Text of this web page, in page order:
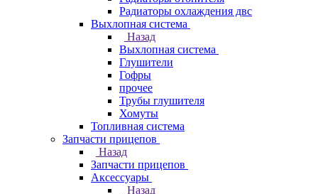
Радиаторы охлаждения двс
Выхлопная система
Назад
Выхлопная система
Глушители
Гофры
прочее
Трубы глушителя
Хомуты
Топливная система
Запчасти прицепов
Назад
Запчасти прицепов
Аксессуары
Назад